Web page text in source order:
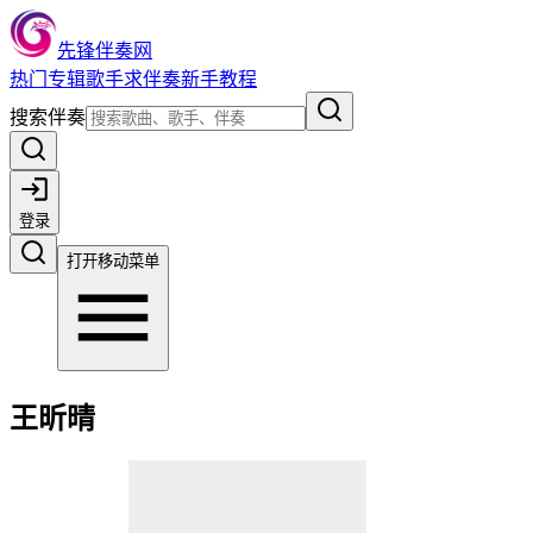
先锋伴奏网
热门 专辑歌手求伴奏新手教程
搜索伴奏
登录
打开移动菜单
王昕晴